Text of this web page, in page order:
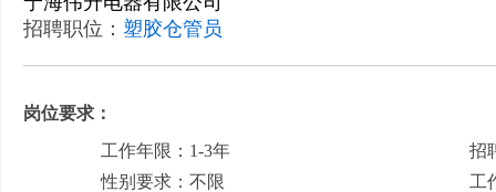
招聘职位： 塑胶仓管员
岗位要求：
工作年限：1-3年
性别要求：不限
招
工